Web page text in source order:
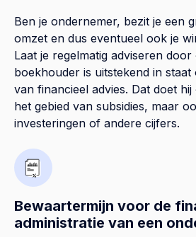
Ben je ondernemer, bezit je een
omzet en dus eventueel ook je
Laat je regelmatig adviseren door
boekhouder is uitstekend in
van financieel advies. Dat doet
het gebied van subsidies, maar
investeringen of andere cijfers.
Bewaartermijn voor de
administratie van een